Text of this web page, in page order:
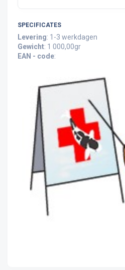
SPECIFICATES
Levering: 1-3 werkdagen
Gewicht: 1 000,00gr
EAN - code: